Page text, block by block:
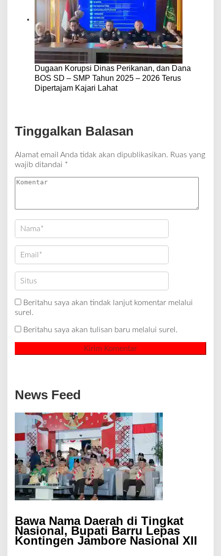
Dugaan Korupsi Dinas Perikanan, dan Dana
BOS SD – SMP Tahun 2025 – 2026 Terus
Dipertajam Kajari Lahat
Tinggalkan Balasan
Alamat email Anda tidak akan dipublikasikan. Ruas yang
wajib ditandai *
Beritahu saya akan tindak lanjut komentar melalui
surel.
Beritahu saya akan tulisan baru melalui surel.
News Feed
Bawa Nama Daerah di Tingkat
Nasional, Bupati Barru Lepas
Kontingen Jambore Nasional XII